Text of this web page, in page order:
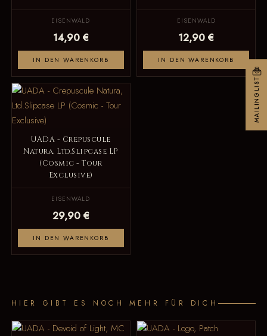
EISENWALD
14,90 €
IN DEN WARENKORB
EISENWALD
12,90 €
IN DEN WARENKORB
UADA - Crepuscule
Natura, Ltd.Slipcase LP
(Cosmic - Tour
Exclusive)
EISENWALD
29,90 €
IN DEN WARENKORB
HIER GIBT ES NOCH MEHR FÜR DICH
MAILINGLIST